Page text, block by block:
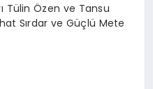
Tülin Özen ve Tansu
Sırdar ve Güçlü Mete